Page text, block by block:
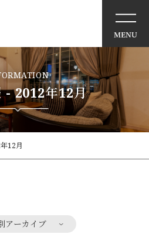
イベント情報
ケンコーホームの想い
住まいの特徴
- 2012年12月
12月
アーカイブ